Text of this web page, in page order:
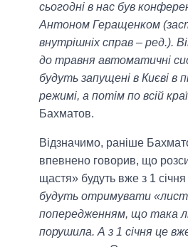
сьогодні в нас був
Антоном Геращенком
внутрішніх справ – ред.).
до травня автоматичні
будуть запущені в Києві в
режимі, а потім по всій
Бахматов.
Відзначимо, раніше
впевнено говорив, що
щастя» будуть вже з 1
будуть отримувати
попередженням, що така
порушила. А з 1 січня це